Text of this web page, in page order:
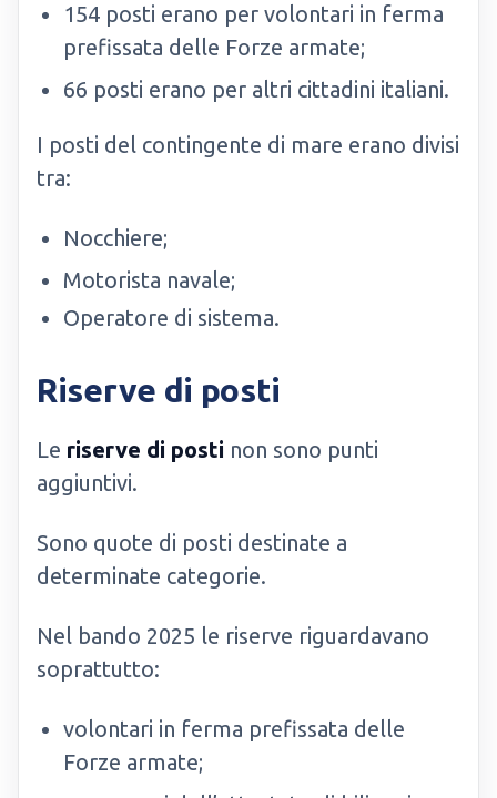
154 posti erano per volontari in ferma
prefissata delle Forze armate;
66 posti erano per altri cittadini italiani.
I posti del contingente di mare erano divisi
tra:
Nocchiere;
Motorista navale;
Operatore di sistema.
Riserve di posti
Le riserve di posti non sono punti
aggiuntivi.
Sono quote di posti destinate a
determinate categorie.
Nel bando 2025 le riserve riguardavano
soprattutto:
volontari in ferma prefissata delle
Forze armate;